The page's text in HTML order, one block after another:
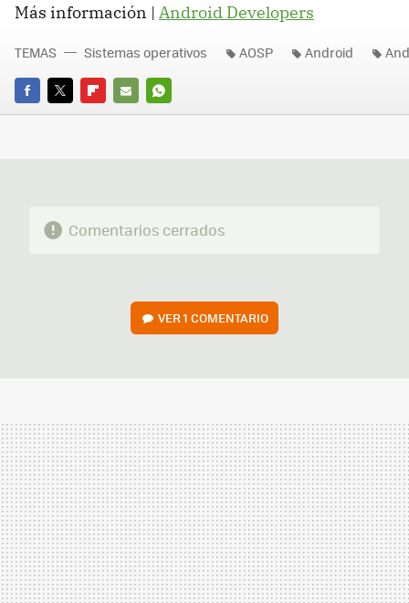
Más información | Android Developers
FACEBOOK
TWITTERFLIPBOARD
E-
WHATSAPP
TEMAS Sistemas operativos AOSP Android
Comentarios cerrados
VER1 COMENTARIO